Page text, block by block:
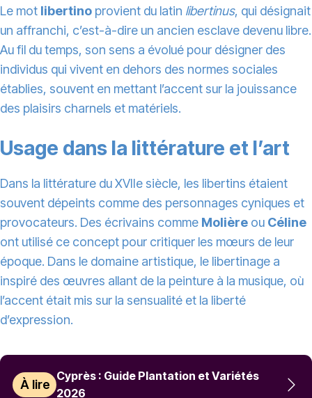
Le mot libertino provient du latin libertinus, qui désignait
un affranchi, c’est-à-dire un ancien esclave devenu libre.
Au fil du temps, son sens a évolué pour désigner des
individus qui vivent en dehors des normes sociales
établies, souvent en mettant l’accent sur la jouissance
des plaisirs charnels et matériels.
Usage dans la littérature et l’art
Dans la littérature du XVIIe siècle, les libertins étaient
souvent dépeints comme des personnages cyniques et
provocateurs. Des écrivains comme Molière ou Céline
ont utilisé ce concept pour critiquer les mœurs de leur
époque. Dans le domaine artistique, le libertinage a
inspiré des œuvres allant de la peinture à la musique, où
l’accent était mis sur la sensualité et la liberté
d’expression.
À lire
Cyprès : Guide Plantation et Variétés
2026